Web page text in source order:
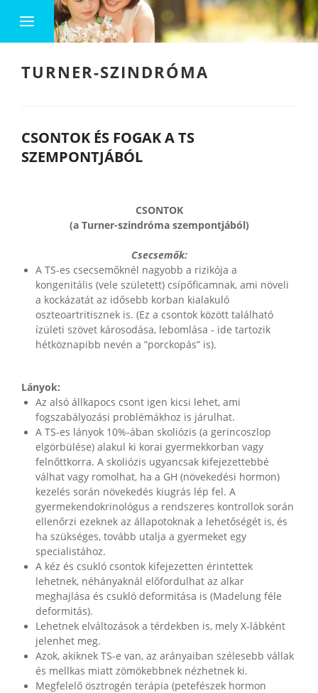
TURNER-SZINDRÓMA
CSONTOK ÉS FOGAK A TS
SZEMPONTJÁBÓL
CSONTOK
(a Turner-szindróma szempontjából)
Csecsemők:
A TS-es csecsemőknél nagyobb a rizikója a
kongenitális (vele született) csípőficamnak, ami növeli
a kockázatát az idősebb korban kialakuló
oszteoartritisznek is. (Ez a csontok között található
ízületi szövet károsodása, lebomlása - ide tartozik
hétköznapibb nevén a ”porckopás” is).
Lányok:
Az alsó állkapocs csont igen kicsi lehet, ami
fogszabályozási problémákhoz is járulhat.
A TS-es lányok 10%-ában skoliózis (a gerincoszlop
elgörbülése) alakul ki korai gyermekkorban vagy
felnőttkorra. A skoliózis ugyancsak kifejezettebbé
válhat vagy romolhat, ha a GH (növekedési hormon)
kezelés során növekedés kiugrás lép fel. A
gyermekendokrinológus a rendszeres kontrollok során
ellenőrzi ezeknek az állapotoknak a lehetőségét is, és
ha szükséges, tovább utalja a gyermeket egy
specialistához.
A kéz és csukló csontok kifejezetten érintettek
lehetnek, néhányaknál előfordulhat az alkar
meghajlása és csukló deformitása is (Madelung féle
deformitás).
Lehetnek elváltozások a térdekben is, mely X-lábként
jelenhet meg.
Azok, akiknek TS-e van, az arányaiban szélesebb vállak
és mellkas miatt zömökebbnek nézhetnek ki.
Megfelelő ösztrogén terápia (petefészek hormon